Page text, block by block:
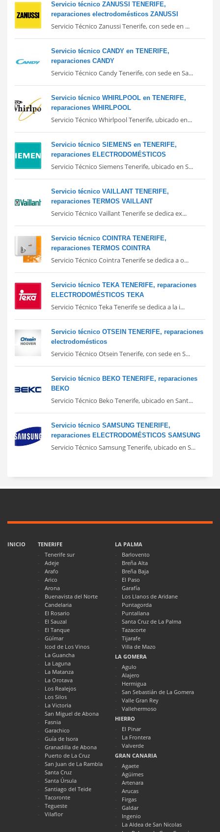
Servicio técnico ZANUSSI TENERIFE,
reparaciones electrodomésticos ZANUSSI
Servicio Técnico Zanussi Tenerife, con sede en ...
Servicio técnico CANDY en TENERIFE,
reparaciones CANDY
Servicio Técnico Candy Tenerife, con sede en Sa...
Servicio técnico WHIRLPOOL en TENERIFE,
reparaciones WHIRLPOOL
Servicio Técnico Whirlpool Tenerife, ubicado en...
Servicio técnico SIEMENS en TENERIFE,
reparaciones ELECTRODOMÉSTICOS
Servicio Técnico Siemens Tenerife, ubicado en S...
Servicio técnico VAILLANT TENERIFE,
reparaciones TERMOS VAILLANT
Servicio Técnico Vaillant Tenerife se dedica ex...
Servicio técnico COINTRA TENERIFE,
reparaciones TERMOS COINTRA
Servicio Técnico Cointra Tenerife se dedica a o...
Servicio técnico TEKA TENERIFE, reparaciones
ELECTRODOMÉSTICOS TEKA
Servicio Técnico Teka Tenerife se dedica a la i...
Servicio técnico OTSEIN TENERIFE, reparaciones
electrodomésticos
Servicio Técnico Otsein Tenerife, con sede en S...
Servicio técnico BEKO TENERIFE, reparaciones
BEKO
Servicio Técnico Beko Tenerife, ubicado en Sant...
Servicio técnico SAMSUNG TENERIFE,
reparaciones ELECTRODOMÉSTICOS SAMSUNG
Servicio Técnico Samsung Tenerife, ubicado en S...
INICIO
TENERIFE
Tenerife sur
Adeje
Arafo
Arico
Arona
Buenavista del Norte
Candelaria
El Rosario
El Sauzal
El Tanque
Güímar
Icod de Los Vinos
La Guancha
La Laguna
La Matanza
La Orotava
Los Realejos
Los Silos
La Victoria
San Miguel de Abona
Fasnia
Garachico
Guía de Isora
Granadilla de Abona
Puerto de La Cruz
San Juan de La Rambla
Santa Cruz
Santa Úrsula
Santiago del Teide
Tacoronte
Tegueste
Vilaflor
LA PALMA
Barlovento
Breña Alta
Breña Baja
El Paso
Garafía
Los Llanos de Aridane
Puntagorda
Puntallana
Santa Cruz de La Palma
Tazacorte
Tijarafe
Villa de Mazo
LA GOMERA
Agulo
Alajero
Hermigua
San Sebastián de La Gomera
Valle Gran Rey
Vallehermoso
HIERRO
El Pinar
La Frontera
Valverde
GRAN CANARIA
Agaete
Agüimes
Artenara
Arucas
Firgas
Galdar
Ingenio
La Aldea de San Nicolas